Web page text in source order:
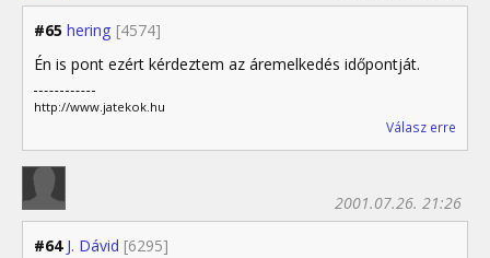
#65 hering [4574]
Én is pont ezért kérdeztem az áremelkedés időpontját.
http://www.jatekok.hu
Válasz erre
#64 J. Dávid [6295]
2001.07.26. 21:26